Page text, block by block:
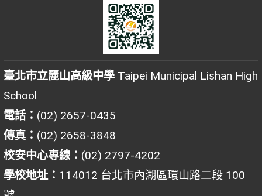
臺北市立麗山高級中學 Taipei Municipal Lishan High
School
電話： (02) 2657-0435
傳真： (02) 2658-3848
校安中心專線： (02) 2797-4202
學校地址： 114012 台北市內湖區環山路二段 100